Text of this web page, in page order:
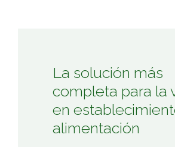
La solución más
completa para la
en
alimentación